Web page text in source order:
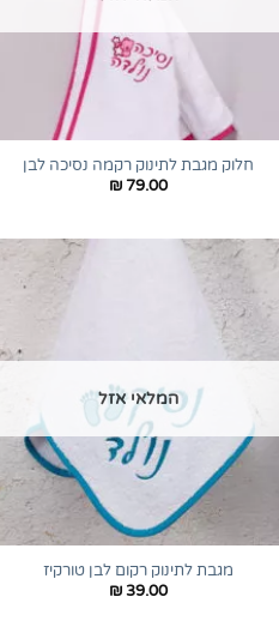
חלוק מגבת לתינוק רקמה נסיכה לבן
₪79.00
המלאי אזל
מגבת לתינוק רקום לבן טורקיז
₪39.00